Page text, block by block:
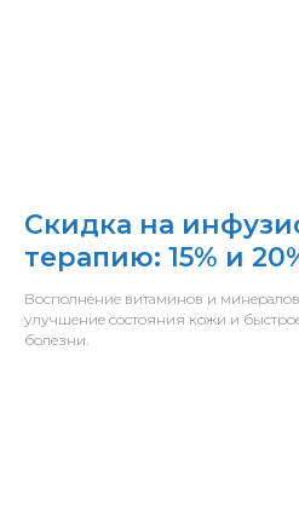
Скидка на
терапию: 15% и
Восполнение витаминов и
улучшение состояния кожи и
болезни.